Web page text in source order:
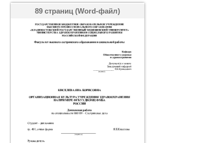
89 страниц (Word-файл)